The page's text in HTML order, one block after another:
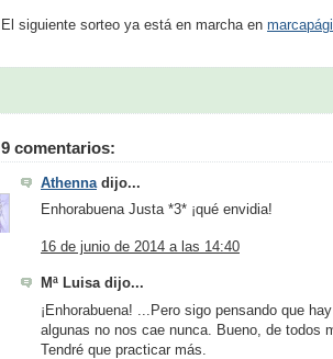
El siguiente sorteo ya está en marcha en
9 comentarios:
Athenna dijo...
Enhorabuena Justa *3* ¡qué envidia!
16 de junio de 2014 a las 14:40
Mª Luisa dijo...
¡Enhorabuena! ...Pero sigo pensando que
algunas no nos cae nunca. Bueno, de todos
Tendré que practicar más.